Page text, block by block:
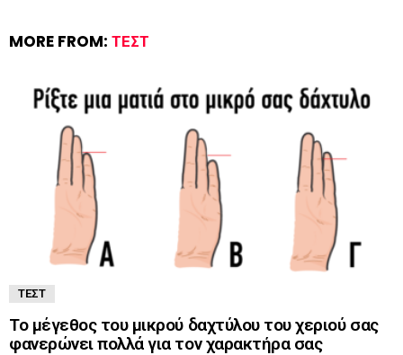
MORE FROM: ΤΕΣΤ
ΤΕΣΤ
Το μέγεθος του μικρού δαχτύλου του χεριού σας
φανερώνει πολλά για τον χαρακτήρα σας